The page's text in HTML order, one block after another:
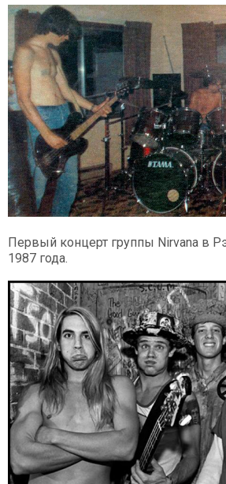
Первый концерт группы Nirvana в
1987 года.